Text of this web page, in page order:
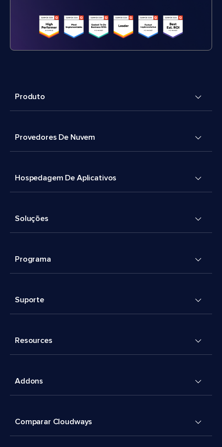
Produto
Provedores De Nuvem
Hospedagem De Aplicativos
Soluções
Programa
Suporte
Resources
Addons
Comparar Cloudways